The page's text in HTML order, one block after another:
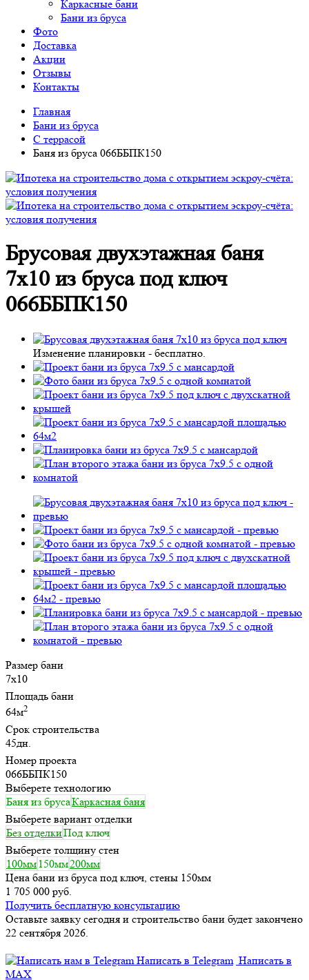
Каркасные бани
Бани из бруса
Фото
Доставка
Акции
Отзывы
Контакты
Главная
Бани из бруса
С террасой
Баня из бруса 066ББПК150
Брусовая двухэтажная баня
7х10 из бруса под ключ
066ББПК150
Изменение планировки - бесплатно.
Размер бани
7х10
Площадь бани
64м2
Срок строительства
45дн.
Номер проекта
066ББПК150
Выберете технологию
Баня из брусаКаркасная баня
Выберете вариант отделки
Без отделкиПод ключ
Выберете толщину стен
100мм 150мм200мм
Цена бани из бруса под ключ, стены 150мм
1 705 000 руб.
Получить бесплатную консультацию
Оставьте заявку сегодня и строительство бани будет закончено
22 сентября 2026.
Написать в Telegram Написать в
MAX